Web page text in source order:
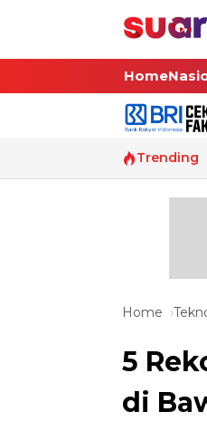
Home
Trending
Home
5
di